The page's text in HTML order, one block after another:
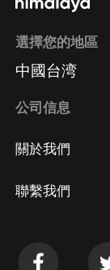
選擇您的地區
中國台湾
公司信息
關於我們
聯繫我們